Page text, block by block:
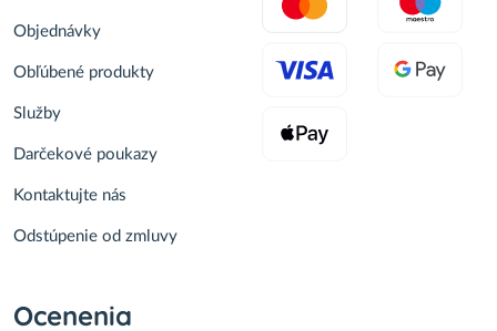
Objednávky
Obľúbené produkty
Služby
Darčekové poukazy
Kontaktujte nás
Odstúpenie od zmluvy
Ocenenia